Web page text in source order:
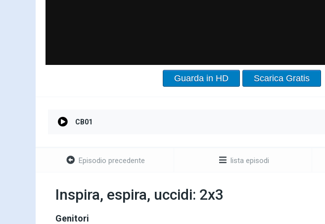
Guarda in HD Scarica Gratis
CB01
Episodio precedente lista episodi
Inspira, espira, uccidi: 2x3
Genitori